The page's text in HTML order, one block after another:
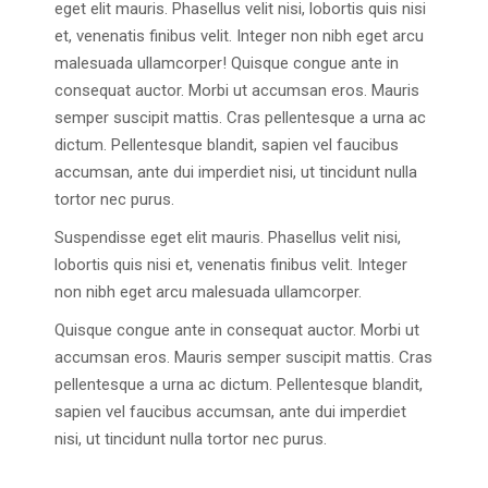
eget elit mauris. Phasellus velit nisi, lobortis quis nisi
et, venenatis finibus velit. Integer non nibh eget arcu
malesuada ullamcorper! Quisque congue ante in
consequat auctor. Morbi ut accumsan eros. Mauris
semper suscipit mattis. Cras pellentesque a urna ac
dictum. Pellentesque blandit, sapien vel faucibus
accumsan, ante dui imperdiet nisi, ut tincidunt nulla
tortor nec purus.
Suspendisse eget elit mauris. Phasellus velit nisi,
lobortis quis nisi et, venenatis finibus velit. Integer
non nibh eget arcu malesuada ullamcorper.
Quisque congue ante in consequat auctor. Morbi ut
accumsan eros. Mauris semper suscipit mattis. Cras
pellentesque a urna ac dictum. Pellentesque blandit,
sapien vel faucibus accumsan, ante dui imperdiet
nisi, ut tincidunt nulla tortor nec purus.